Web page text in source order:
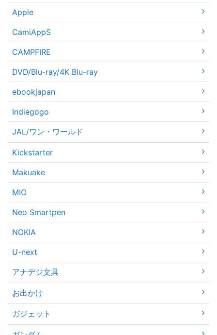
Apple
CamiAppS
CAMPFIRE
DVD/Blu-ray/4K Blu-ray
ebookjapan
Indiegogo
JAL/ワン・ワールド
Kickstarter
Makuake
MIO
Neo Smartpen
NOKIA
U-next
アナデジ文具
お出かけ
ガジェット